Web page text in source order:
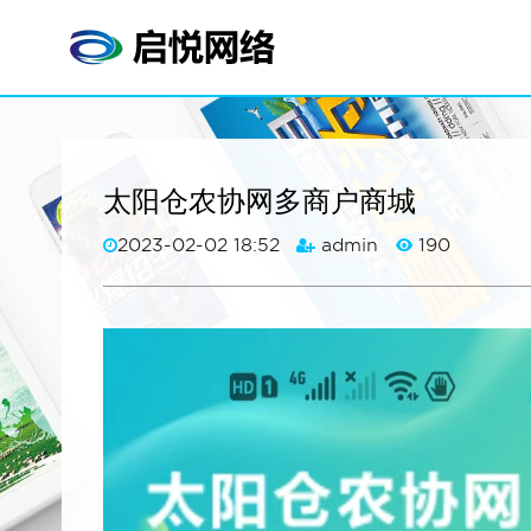
太阳仓农协网多商户商城
2023-02-02 18:52 admin 190